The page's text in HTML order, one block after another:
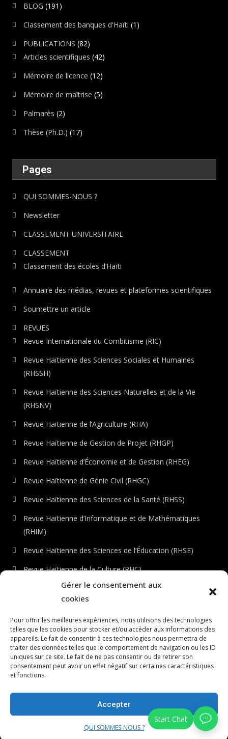
Gérer le consentement aux
cookies
Pour offrir les meilleures expériences, nous utilisons des technologies
telles que les cookies pour stocker et/ou accéder aux informations des
appareils. Le fait de consentir à ces technologies nous permettra de
traiter des données telles que le comportement de navigation ou les ID
uniques sur ce site. Le fait de ne pas consentir ou de retirer son
consentement peut avoir un effet négatif sur certaines caractéristiques
et fonctions.
Accepter
QUI SOMMES-NOUS ?
BLOG (191)
Classement des banques d'Haïti (1)
PUBLICATIONS (82)
Articles scientifiques (42)
Mémoire de licence (12)
Mémoire de maîtrise (5)
Palmarès (2)
Thèse (Ph.D.) (17)
Pages
QUI SOMMES-NOUS ?
Newsletter
CLASSEMENT UNIVERSITAIRE
CLASSEMENT
Classement des écoles d’Haïti
Annuaire des médias, revues et plateformes scientifiques
Soumettre un article
REVUES
Revue Internationale du Combitisme (RIC)
Revue Haïtienne des Sciences Sociales et Humaines
(RHSSH)
Revue Haïtienne des Sciences Naturelles et de la Vie
(RHSNV)
Revue Haïtienne de l’Agriculture (RHA)
Revue Haïtienne de Gestion de Projet (RHGP)
Revue Haïtienne d’Économie et de Gestion (RHEG)
Revue Haïtienne de Génie Civil (RHGC)
Revue Haïtienne des Sciences de la Santé (RHSS)
Revue Haïtienne d’Informatique et de Mathématiques
(RHIM)
Revue Haïtienne des Sciences de l’Éducation (RHSE)
Revue Haïtienne de la Culture (RHC)
Revue Haïtienne de l’Environnement (RHE)
Dashboard
LS ÉDITIONS
Connexion au portail
© Le Scientifique, 2026 | Tous droits réservés.
PUBLICATIONS
REVUES QUI SOMMES-NOUS ?